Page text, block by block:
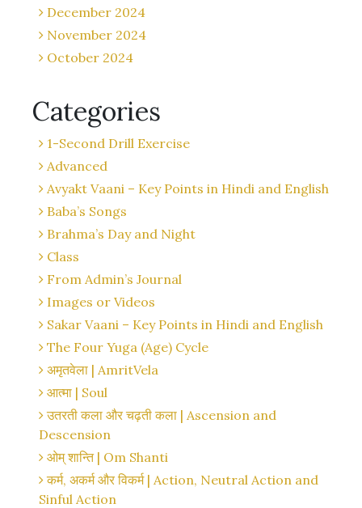
December 2024
November 2024
October 2024
Categories
1-Second Drill Exercise
Advanced
Avyakt Vaani – Key Points in Hindi and English
Baba’s Songs
Brahma’s Day and Night
Class
From Admin’s Journal
Images or Videos
Sakar Vaani – Key Points in Hindi and English
The Four Yuga (Age) Cycle
अमृतवेला | AmritVela
आत्मा | Soul
उतरती कला और चढ़ती कला | Ascension and
Descension
ओम् शान्ति | Om Shanti
कर्म, अकर्म और विकर्म | Action, Neutral Action and
Sinful Action